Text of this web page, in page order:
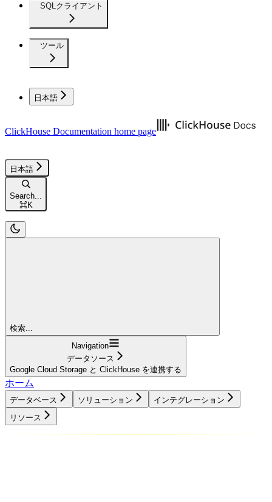
SQLクライアント
ツール
日本語
ClickHouse Documentation home page
日本語
Search...
⌘K
検索...
Navigation
データソース
Google Cloud Storage と ClickHouse を連携する
ホーム
データベース ソリューション
インテグレーション
リソース